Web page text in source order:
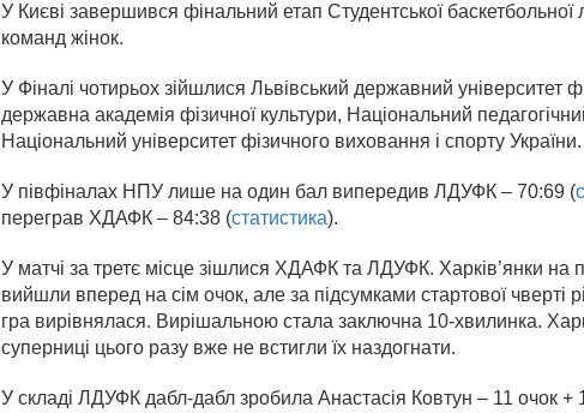
У Києві завершився фінальний етап Студентської баскетбольної
команд жінок.
У Фіналі чотирьох зійшлися Львівський державний університет
державна академія фізичної культури, Національний
Національний університет фізичного виховання і спорту України.
У півфіналах НПУ лише на один бал випередив ЛДУФК – 70:69 (
переграв ХДАФК – 84:38 (статистика).
У матчі за третє місце зішлися ХДАФК та ЛДУФК. Харків’янки на
вийшли вперед на сім очок, але за підсумками стартової чверті
гра вирівнялася. Вирішальною стала заключна 10-хвилинка.
суперниці цього разу вже не встигли їх наздогнати.
У складі ЛДУФК дабл-дабл зробила Анастасія Ковтун – 11 очок